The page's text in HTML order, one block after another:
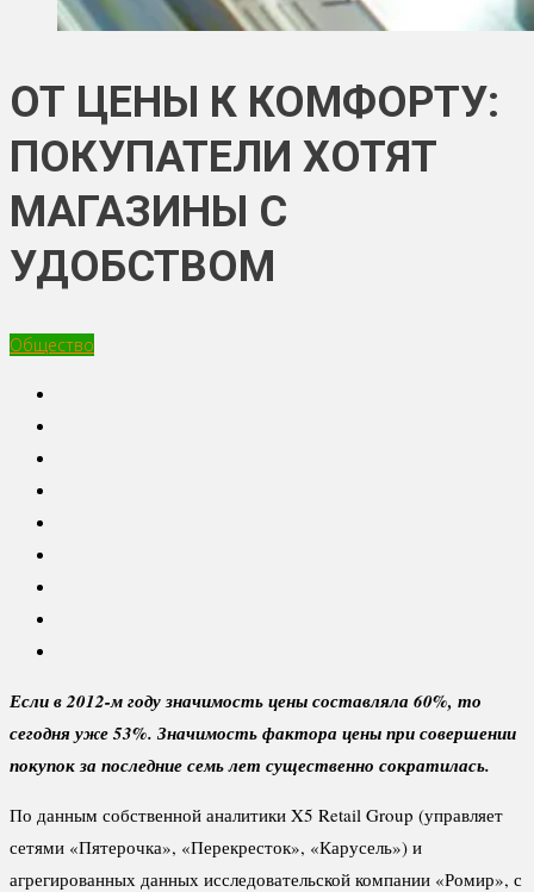
ОТ ЦЕНЫ К КОМФОРТУ:
ПОКУПАТЕЛИ ХОТЯТ
МАГАЗИНЫ С
УДОБСТВОМ
Общество
Если в 2012-м году значимость цены составляла 60%, то
сегодня уже 53%. Значимость фактора цены при совершении
покупок за последние семь лет существенно сократилась.
По данным собственной аналитики X5 Retail Group (управляет
сетями «Пятерочка», «Перекресток», «Карусель») и
агрегированных данных исследовательской компании «Ромир», с